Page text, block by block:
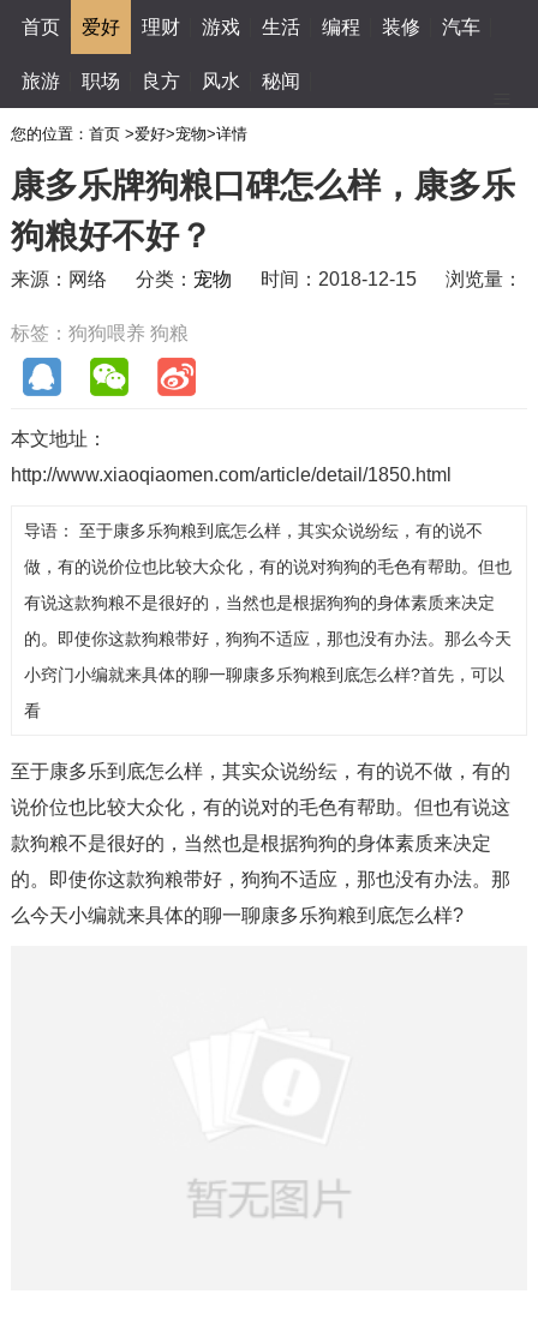
首页 爱好 理财 游戏 生活 编程 装修 汽车
旅游 职场 良方 风水 秘闻
您的位置： 首页 >爱好>宠物>详情
康多乐牌狗粮口碑怎么样，康多乐
狗粮好不好？
来源：网络 分类： 宠物 时间：2018-12-15 浏览量：
标签： 狗狗喂养 狗粮
本文地址：
http://www.xiaoqiaomen.com/article/detail/1850.html
导语： 至于康多乐狗粮到底怎么样，其实众说纷纭，有的说不
做，有的说价位也比较大众化，有的说对狗狗的毛色有帮助。但也
有说这款狗粮不是很好的，当然也是根据狗狗的身体素质来决定
的。即使你这款狗粮带好，狗狗不适应，那也没有办法。那么今天
小窍门小编就来具体的聊一聊康多乐狗粮到底怎么样?首先，可以
看
至于康多乐到底怎么样，其实众说纷纭，有的说不做，有的
说价位也比较大众化，有的说对的毛色有帮助。但也有说这
款狗粮不是很好的，当然也是根据狗狗的身体素质来决定
的。即使你这款狗粮带好，狗狗不适应，那也没有办法。那
么今天小编就来具体的聊一聊康多乐狗粮到底怎么样?